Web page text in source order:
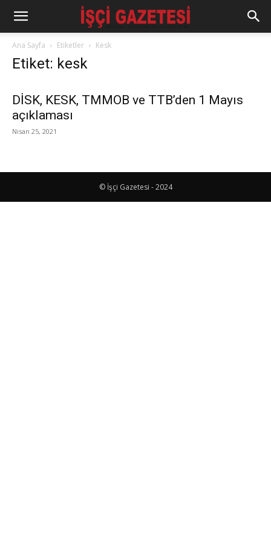
Ana Sayfa Etiketler Kesk
Etiket: kesk
DİSK, KESK, TMMOB ve TTB’den 1 Mayıs
açıklaması
Nisan 25, 2021
© İşçi Gazetesi - 2024